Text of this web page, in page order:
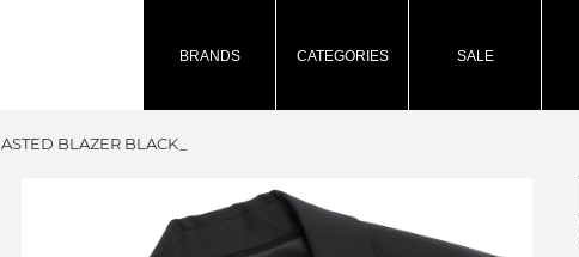
BRANDS CATEGORIES SALE
BLAZER BLACK_